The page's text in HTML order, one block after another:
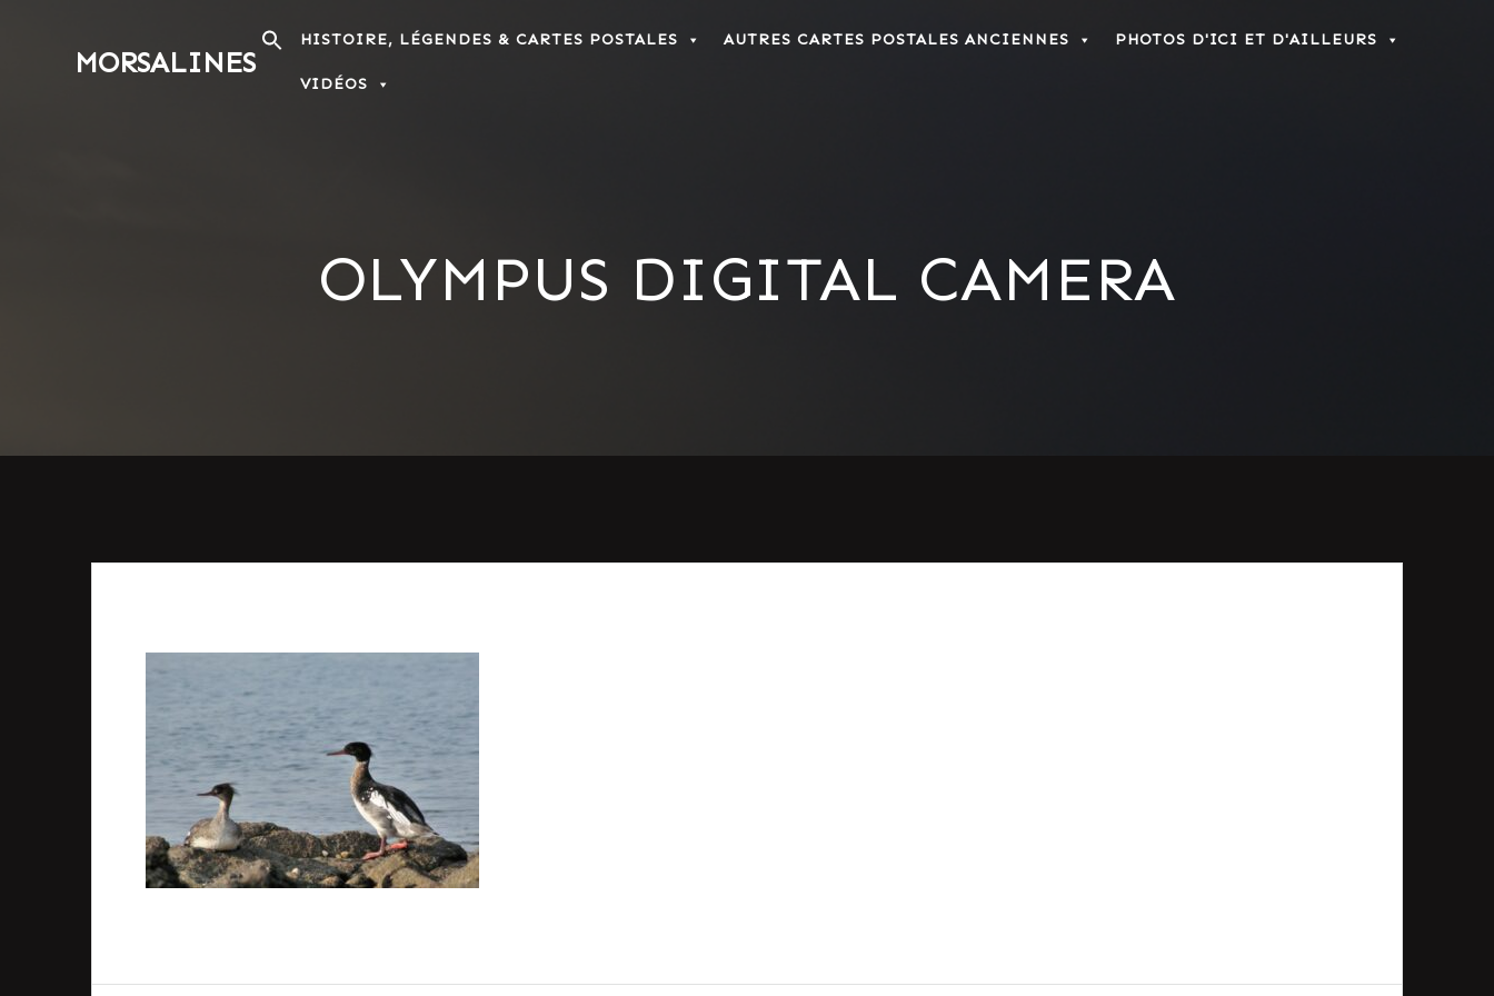
MORSALINES
HISTOIRE, LÉGENDES & CARTES POSTALES AUTRES CARTES POSTALES ANCIENNES PHOTOS D'ICI ET D'AILLEURS
VIDÉOS
OLYMPUS DIGITAL CAMERA